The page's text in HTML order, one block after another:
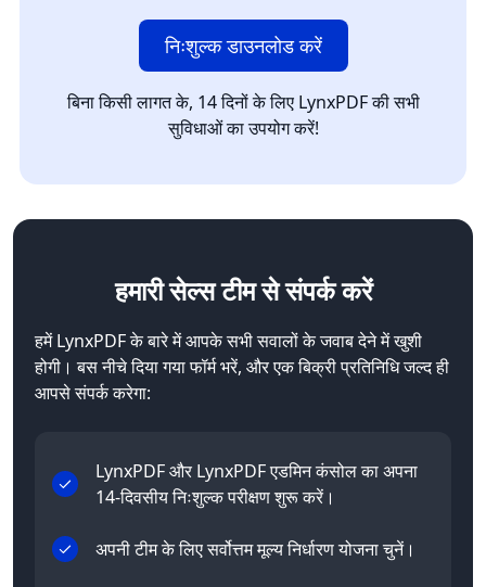
निःशुल्क डाउनलोड करें
बिना किसी लागत के, 14 दिनों के लिए LynxPDF की सभी
सुविधाओं का उपयोग करें!
हमारी सेल्स टीम सेसंपर्क करें
हमें LynxPDF के बारे में आपके सभी सवालों के जवाब देने में खुशी
होगी। बस नीचे दिया गया फॉर्म भरें, और एक बिक्री प्रतिनिधि जल्द ही
आपसे संपर्क करेगा:
LynxPDF और LynxPDF एडमिन कंसोल का अपना
14-दिवसीय निःशुल्क परीक्षण शुरू करें।
अपनी टीम के लिए सर्वोत्तम मूल्य निर्धारण योजना चुनें।